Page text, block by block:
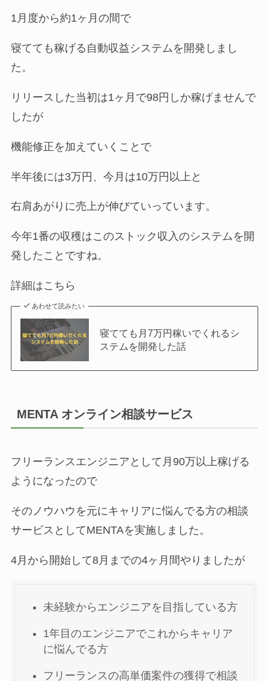
1月度から約1ヶ月の間で
寝てても稼げる自動収益システムを開発しまし
た。
リリースした当初は1ヶ月で98円しか稼げませんで
したが
機能修正を加えていくことで
半年後には3万円、今月は10万円以上と
右肩あがりに売上が伸びていっています。
今年1番の収穫はこのストック収入のシステムを開
発したことですね。
詳細はこちら
あわせて読みたい
寝てても月7万円稼いでくれるシ
ステムを開発した話
MENTA オンライン相談サービス
フリーランスエンジニアとして月90万以上稼げる
ようになったので
そのノウハウを元にキャリアに悩んでる方の相談
サービスとしてMENTAを実施しました。
4月から開始して8月までの4ヶ月間やりましたが
未経験からエンジニアを目指している方
1年目のエンジニアでこれからキャリア
に悩んでる方
フリーランスの高単価案件の獲得で相談